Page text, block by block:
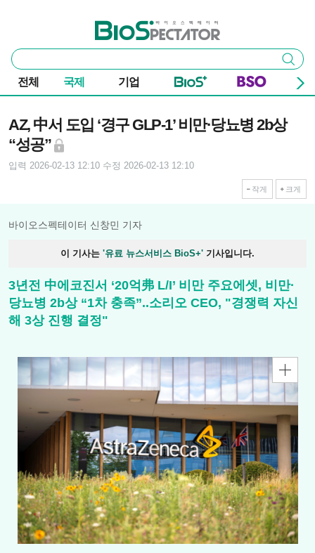
바이오스펙테이터
통
합
검
색
검색
전체 국제 기업
AZ, 中서 도입 ‘경구 GLP-1’ 비만·당뇨병 2b상
“성공”
입력 2026-02-13 12:10 수정 2026-02-13 12:10
작게 크게
바이오스펙테이터 신창민 기자
이 기사는 '유료 뉴스서비스 BioS+' 기사입니다.
3년전 中에코진서 ‘20억弗 L/I’ 비만 주요에셋, 비만·
당뇨병 2b상 “1차 충족”..소리오 CEO, "경쟁력 자신
해 3상 진행 결정"